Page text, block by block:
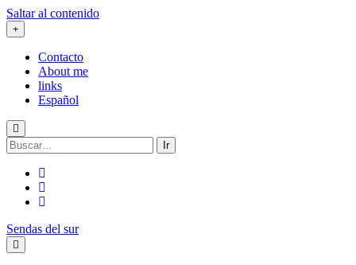
Saltar al contenido
Contacto
About me
links
Español
Buscar:
Sendas del sur